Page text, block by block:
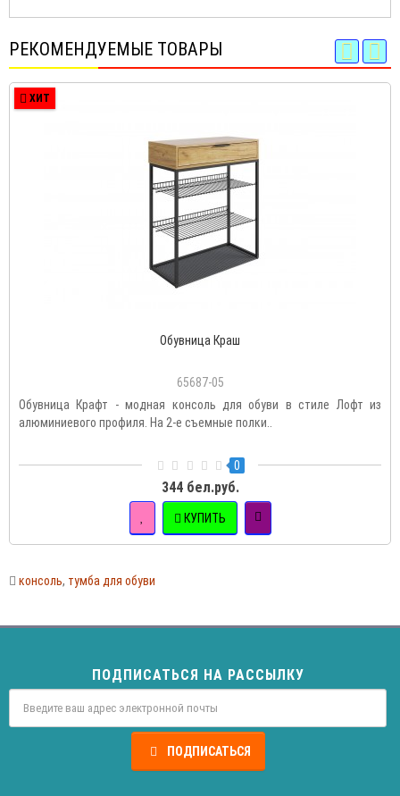
РЕКОМЕНДУЕМЫЕ ТОВАРЫ
ХИТ
Обувница Краш
65687-05
Обувница Крафт - модная консоль для обуви в стиле Лофт из
алюминиевого профиля. На 2-е съемные полки..
0
344 бел.руб.
КУПИТЬ
консоль, тумба для обуви
ПОДПИСАТЬСЯ НА РАССЫЛКУ
ПОДПИСАТЬСЯ